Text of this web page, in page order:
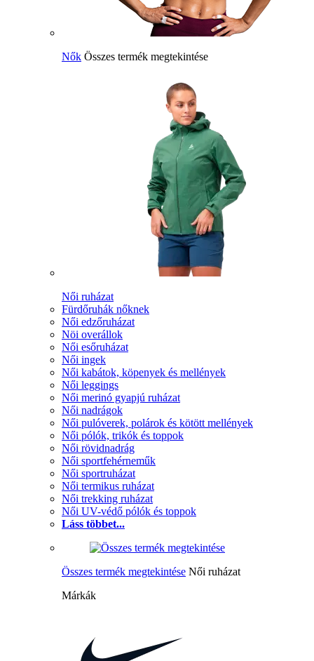
Nők Összes termék megtekintése
Női ruházat
Fürdőruhák nőknek
Női edzőruházat
Nöi overállok
Női esőruházat
Női ingek
Női kabátok, köpenyek és mellények
Női leggings
Női merinó gyapjú ruházat
Női nadrágok
Női pulóverek, polárok és kötött mellények
Női pólók, trikók és toppok
Női rövidnadrág
Női sportfehérneműk
Női sportruházat
Női termikus ruházat
Női trekking ruházat
Női UV-védő pólók és toppok
Láss többet...
Összes termék megtekintése Női ruházat
Márkák